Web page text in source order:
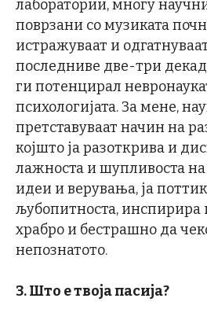
лаборатории, многу
поврзани со музиката
истражуваат и
последниве две-три
ги потенцирал
психологијата. За мене,
претставуваат начин на
којшто ја разоткрива и
лажноста и шупливоста
идеи и верувања, ја
љубопитноста, инспирира
храбро и бестрашно да
непознатото.
3. Што е твоја пасија?